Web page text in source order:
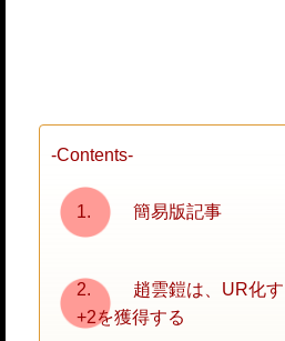
-Contents-
簡易版記事
趙雲鎧は、UR化
+2を獲得する